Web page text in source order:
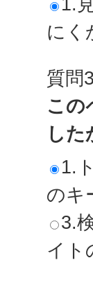
にく
質問3
この
した
1.
のキ
3.
イト